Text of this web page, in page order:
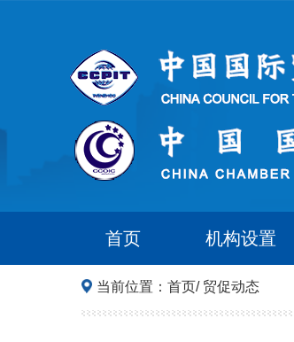
首页 机构设置
当前位置： 首页/ 贸促动态